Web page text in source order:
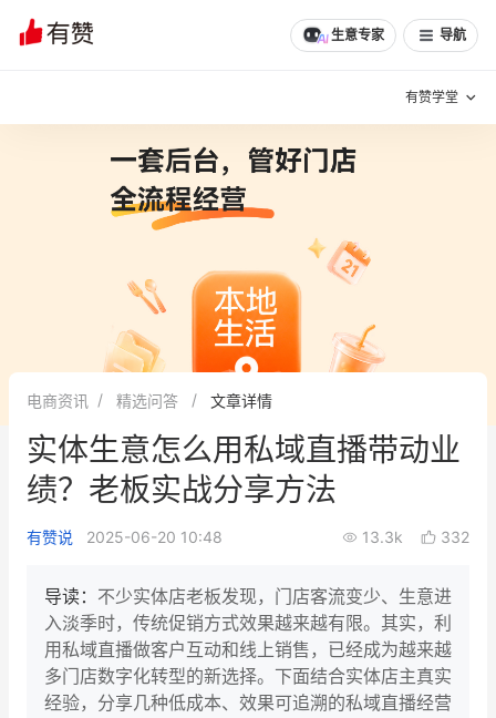
生意专家 导航
有赞学堂
增长方法
有赞专家说
新零售最佳实践
面对面聊增长
新零售大会 新零售茶会
增长产品指南
智库 产品场景库
文章 问诊 分享
电商资讯 精选问答 文章详情
实体生意怎么用私域直播带动业
绩？老板实战分享方法
有赞说 2025-06-20 10:48 13.3k 332
导读： 不少实体店老板发现，门店客流变少、生意进
入淡季时，传统促销方式效果越来越有限。其实，利
用私域直播做客户互动和线上销售，已经成为越来越
多门店数字化转型的新选择。下面结合实体店主真实
经验，分享几种低成本、效果可追溯的私域直播经营